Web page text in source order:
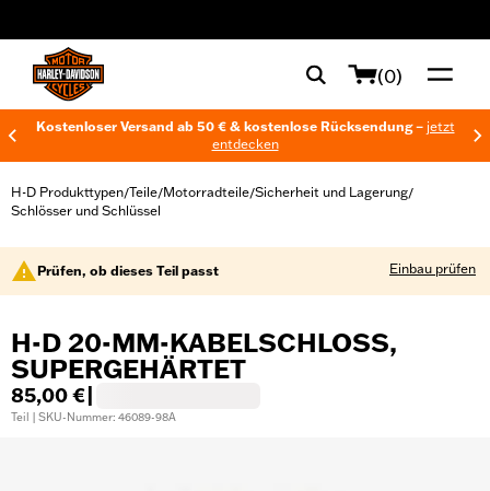
(0)
Kostenloser Versand ab 50 € & kostenlose Rücksendung – jetzt
entdecken
H-D Produkttypen/Teile/Motorradteile/Sicherheit und Lagerung/
Schlösser und Schlüssel
Prüfen, ob dieses Teil passt Einbau prüfen
H-D 20-MM-KABELSCHLOSS,
SUPERGEHÄRTET
85,00 €
Teil | SKU-Nummer: 46089-98A